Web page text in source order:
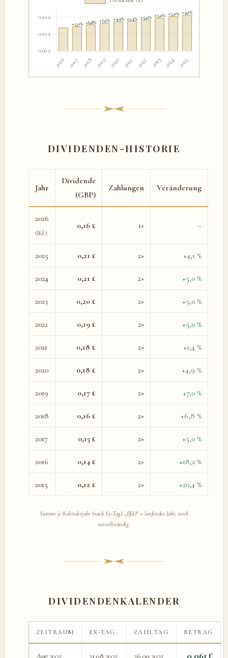
DIVIDENDEN-HISTORIE
Jahr
Dividende
(GBP)
Zahlungen Veränderung
2026
(lfd.)
0,16 £ 1× –
2025 0,21 £ 2× +4,1 %
2024 0,21 £ 2× +5,0 %
2023 0,20 £ 2× +5,0 %
2022 0,19 £ 2× +5,0 %
2021 0,18 £ 2× +1,4 %
2020 0,18 £ 2× +4,9 %
2019 0,17 £ 2× +7,0 %
2018 0,16 £ 2× +6,8 %
2017 0,15 £ 2× +5,0 %
2016 0,14 £ 2× +18,2 %
2015 0,12 £ 2× +20,4 %
Summe je Kalenderjahr (nach Ex-Tag). „(lfd.)" = laufendes Jahr, noch
unvollständig.
DIVIDENDENKALENDER
ZEITRAUM EX-TAG ZAHLTAG BETRAG
Aug 2025 21.08.2025 26.09.2025